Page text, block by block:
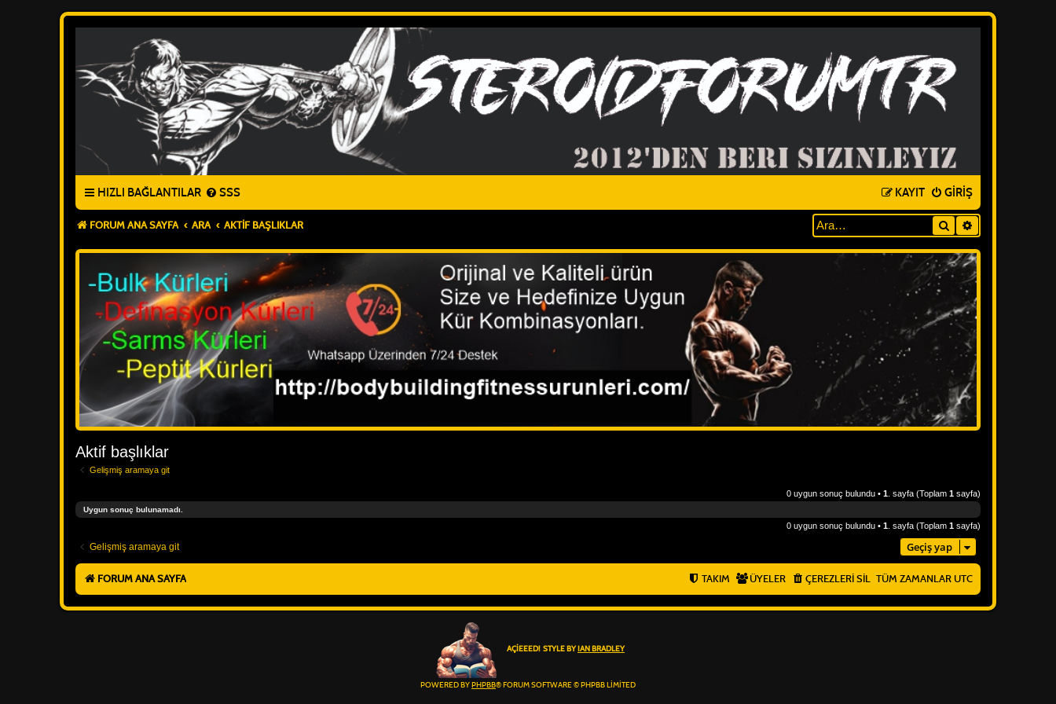
HIZLI BAĞLANTILAR SSS GIRIŞ
KAYIT
FORUM ANA SAYFA ARA AKTIF BAŞLIKLAR Ara
Aktif başlıklar
Gelişmiş aramaya git
0 uygun sonuç bulundu • 1 . sayfa (Toplam 1 sayfa)
Uygun sonuç bulunamadı.
0 uygun sonuç bulundu • 1 . sayfa (Toplam 1 sayfa)
Gelişmiş aramaya git Geçiş yap
FORUM ANA SAYFA TÜM ZAMANLAR UTC
ÇEREZLERI SIL
ÜYELER
TAKIM
AÇIEEED! STYLE BY IAN BRADLEY
POWERED BY PHPBB® FORUM SOFTWARE © PHPBB LIMITED